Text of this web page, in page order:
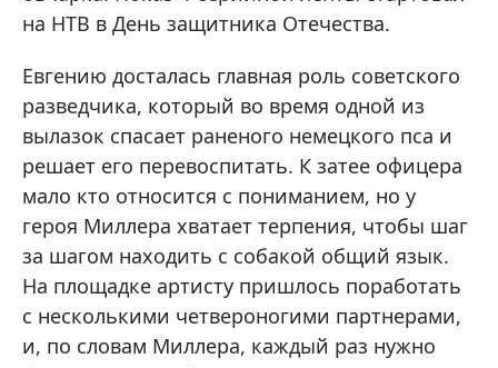
на НТВ в День защитника Отечества.
Евгению досталась главная роль советского
разведчика, который во время одной из
вылазок спасает раненого немецкого пса и
решает его перевоспитать. К затее офицера
мало кто относится с пониманием, но у
героя Миллера хватает терпения, чтобы шаг
за шагом находить с собакой общий язык.
На площадке артисту пришлось поработать
с несколькими четвероногими партнерами,
и, по словам Миллера, каждый раз нужно